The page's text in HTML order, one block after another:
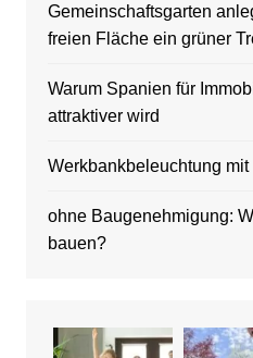
Gemeinschaftsgarten
freien Fläche ein grüner
Warum Spanien für
attraktiver wird
Werkbankbeleuchtung
ohne Baugenehmigung:
bauen?